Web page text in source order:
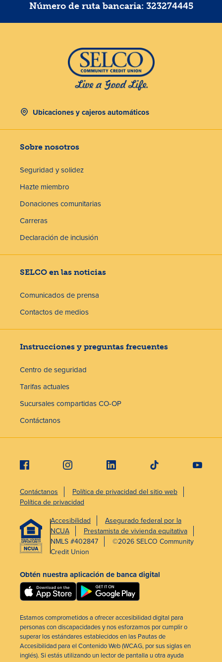
Número de ruta bancaria: 323274445
Ubicaciones y cajeros automáticos
Sobre nosotros
Seguridad y solidez
Hazte miembro
Donaciones comunitarias
Carreras
Declaración de inclusión
SELCO en las noticias
Comunicados de prensa
Contactos de medios
Instrucciones y preguntas frecuentes
Centro de seguridad
Tarifas actuales
Sucursales compartidas CO-OP
Contáctanos
Contáctanos
Política de privacidad del sitio web
Política de privacidad
Accesibilidad
Asegurado federal por la
NCUA
Prestamista de vivienda equitativa
NMLS #402847
©2026 SELCO Community
Credit Union
Obtén nuestra aplicación de banca digital
Estamos comprometidos a ofrecer accesibilidad digital para
personas con discapacidades y nos esforzamos por cumplir o
superar los estándares establecidos en las Pautas de
Accesibilidad para el Contenido Web (WCAG, por sus siglas en
inglés). Si estás utilizando un lector de pantalla u otra ayuda